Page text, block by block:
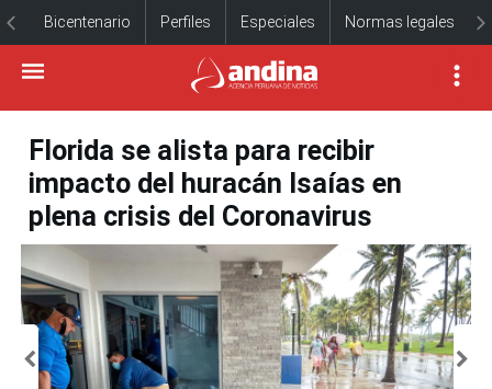
Bicentenario Perfiles Especiales Normas legales
Florida se alista para recibir
impacto del huracán Isaías en
plena crisis del Coronavirus